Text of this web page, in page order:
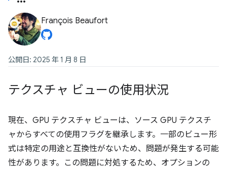
François Beaufort
公開日: 2025 年 1 月 8 日
テクスチャ ビューの使用状況
現在、GPU テクスチャ ビューは、ソース GPU テクスチ
ャからすべての使用フラグを継承します。一部のビュー形
式は特定の用途と互換性がないため、問題が発生する可能
性があります。この問題に対処するため、オプションの